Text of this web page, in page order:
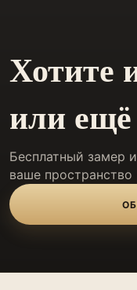
Хотите
или
Бесплатный замер
ваше пространство